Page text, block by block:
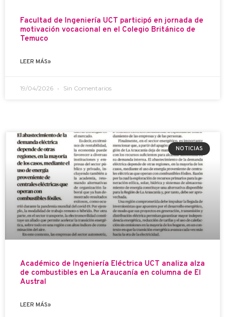
Facultad de Ingeniería UCT participó en jornada de
motivación vocacional en el Colegio Británico de
Temuco
LEER MÁS»
19/04/2026 Sin Comentarios
NOTICIAS
Académico de Ingeniería Eléctrica UCT analiza alza
de combustibles en La Araucanía en columna de El
Austral
LEER MÁS»